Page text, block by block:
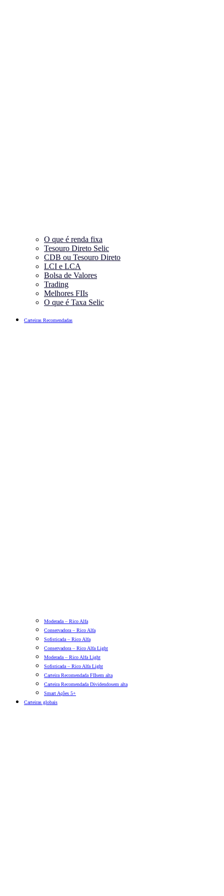
O que é renda fixa
Tesouro Direto Selic
CDB ou Tesouro Direto
LCI e LCA
Bolsa de Valores
Trading
Melhores FIIs
O que é Taxa Selic
Carteiras Recomendadas
Moderada – Rico Alfa
Conservadora – Rico Alfa
Sofisticada – Rico Alfa
Conservadora – Rico Alfa Light
Moderada – Rico Alfa Light
Sofisticada – Rico Alfa Light
Carteira Recomendada FIIsem alta
Carteira Recomendada Dividendosem alta
Smart Ações 5+
Carteiras globais